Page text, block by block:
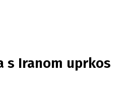
s Iranom uprkos